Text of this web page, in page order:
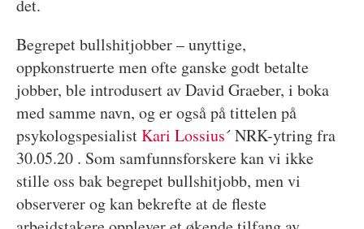
det.
Begrepet bullshitjobber – unyttige,
oppkonstruerte men ofte ganske godt betalte
jobber, ble introdusert av David Graeber, i boka
med samme navn, og er også på tittelen på
psykologspesialistKari Lossius´ NRK-ytring fra
30.05.20 . Som samfunnsforskere kan vi ikke
stille oss bak begrepet bullshitjobb, men vi
observerer og kan bekrefte at de fleste